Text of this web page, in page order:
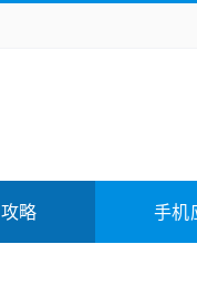
应用软件
略 手机